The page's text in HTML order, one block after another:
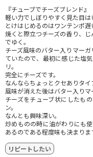
『チューブでチーズブレンド』
軽い力でしぼりやすく見た目は
とけはじめるのはワンテンポ遅
焼くと際立つチーズの香り、
でゆく。
チーズ風味のバター入りマーガ
ていたので、最初に感じた塩
リ。
完全にチーズです。
なんならちょっとクセありタイ
風味が消えた後はバター入りマ
チーズをチューブ状にしたも
ン。
なんとも興味深い。
炒めものの時に油がわりにも
あるのである程度味も決まりま
リピートしたい